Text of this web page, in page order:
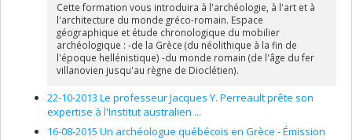
Cette formation vous introduira à l'archéologie, à l'art et à
l'architecture du monde gréco-romain. Espace
géographique et étude chronologique du mobilier
archéologique : -de la Grèce (du néolithique à la fin de
l'époque hellénistique) -du monde romain (de l'âge du fer
villanovien jusqu'au règne de Dioclétien).
22-10-2013 Le professeur Jacques Y. Perreault prête son
expertise à l'Institut australien ...
16-08-2015 Un archéologue québécois en Grèce - Émission